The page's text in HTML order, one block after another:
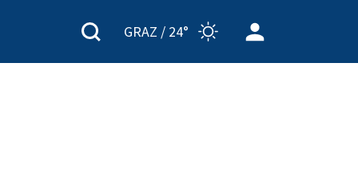
GRAZ / 24°